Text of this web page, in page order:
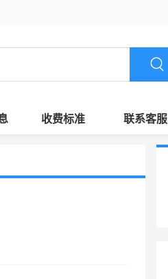
收费标准 联系客服